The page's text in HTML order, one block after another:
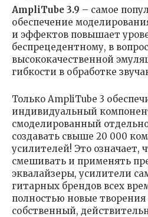
AmpliTube 3.9 – cамое
обеспечение
и эффектов повышает
беспрецедентному, в
высококачественной
гибкости в обработке
Только AmpliTube 3
индивидуальный
смоделированный
создавать свыше 20 000
усилителей! Это означает,
смешивать и применять
эквалайзеры, усилители
гитарных брендов всех
полностью новые
собственный,